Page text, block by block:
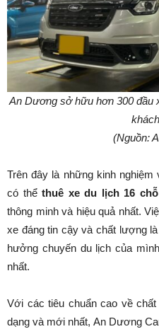
An Dương sở hữu hơn 300 đầu
(Nguồn:
Trên đây là những kinh
có thểthuê xe du lịch 16 chỗ
thông minh và hiệu quả nhất.
xe đáng tin cậy và chất lượng
hưởng chuyến du lịch của
nhất.
Với các tiêu chuẩn cao về
dạng và mới nhất, An Dương